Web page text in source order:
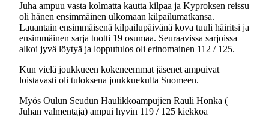
Juha ampuu vasta kolmatta kautta kilpaa ja Kyproksen reissu
oli hänen ensimmäinen ulkomaan kilpailumatkansa.
Lauantain ensimmäisenä kilpailupäivänä kova tuuli häiritsi ja
ensimmäinen sarja tuotti 19 osumaa. Seuraavissa sarjoissa
alkoi jyvä löytyä ja lopputulos oli erinomainen 112 / 125.
Kun vielä joukkueen kokeneemmat jäsenet ampuivat
loistavasti oli tuloksena joukkuekulta Suomeen.
Myös Oulun Seudun Haulikkoampujien Rauli Honka (
Juhan valmentaja) ampui hyvin 119 / 125 kiekkoa